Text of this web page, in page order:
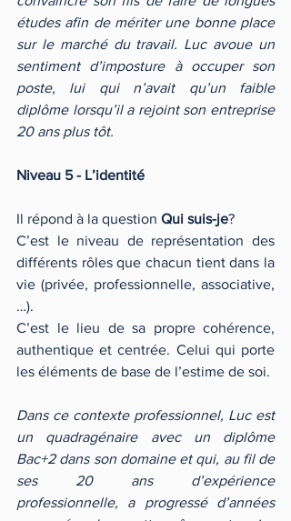
études afin de mériter une bonne place
sur le marché du travail. Luc avoue un
sentiment d’imposture à occuper son
poste, lui qui n’avait qu’un faible
diplôme lorsqu’il a rejoint son entreprise
20 ans plus tôt.
Niveau 5 - L’identité
Il répond à la question Qui suis-je?
C’est le niveau de représentation des
différents rôles que chacun tient dans la
vie (privée, professionnelle, associative,
…).
C’est le lieu de sa propre cohérence,
authentique et centrée. Celui qui porte
les éléments de base de l’estime de soi.
Dans ce contexte professionnel, Luc est
un quadragénaire avec un diplôme
Bac+2 dans son domaine et qui, au fil de
ses 20 ans d’expérience
professionnelle, a progressé d’années